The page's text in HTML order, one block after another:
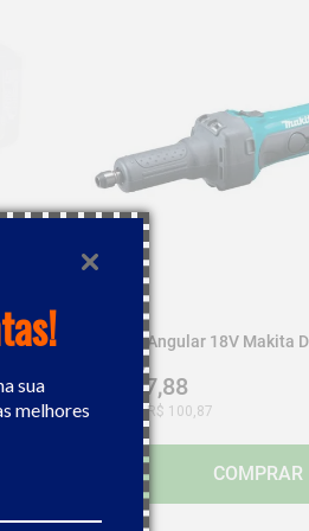
sua
melhores
Retifica Angular 18V Makita
Bateria)
907,88
Ou x deR$ 100,87
COMPRAR